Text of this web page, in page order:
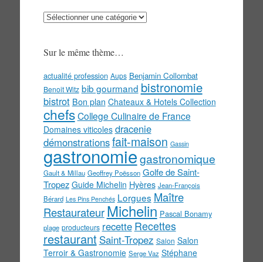
Au
Sur le même thème…
actualité profession Aups Benjamin Collombat
Benoit Witz bib gourmand bistronomie
bistrot Bon plan Chateaux & Hotels Collection
chefs College Culinaire de France
Domaines viticoles dracenie
démonstrationsfait-maison Gassin
gastronomiegastronomique
Gault & Millau Geoffrey Poësson Golfe de Saint-
Tropez Guide Michelin Hyères Jean-François
Bérard Les Pins Penchés Lorgues Maître
Restaurateur Michelin Pascal Bonamy
plage producteurs recette Recettes
restaurant Saint-Tropez Salon Salon
Terroir & Gastronomie Serge Vaz Stéphane